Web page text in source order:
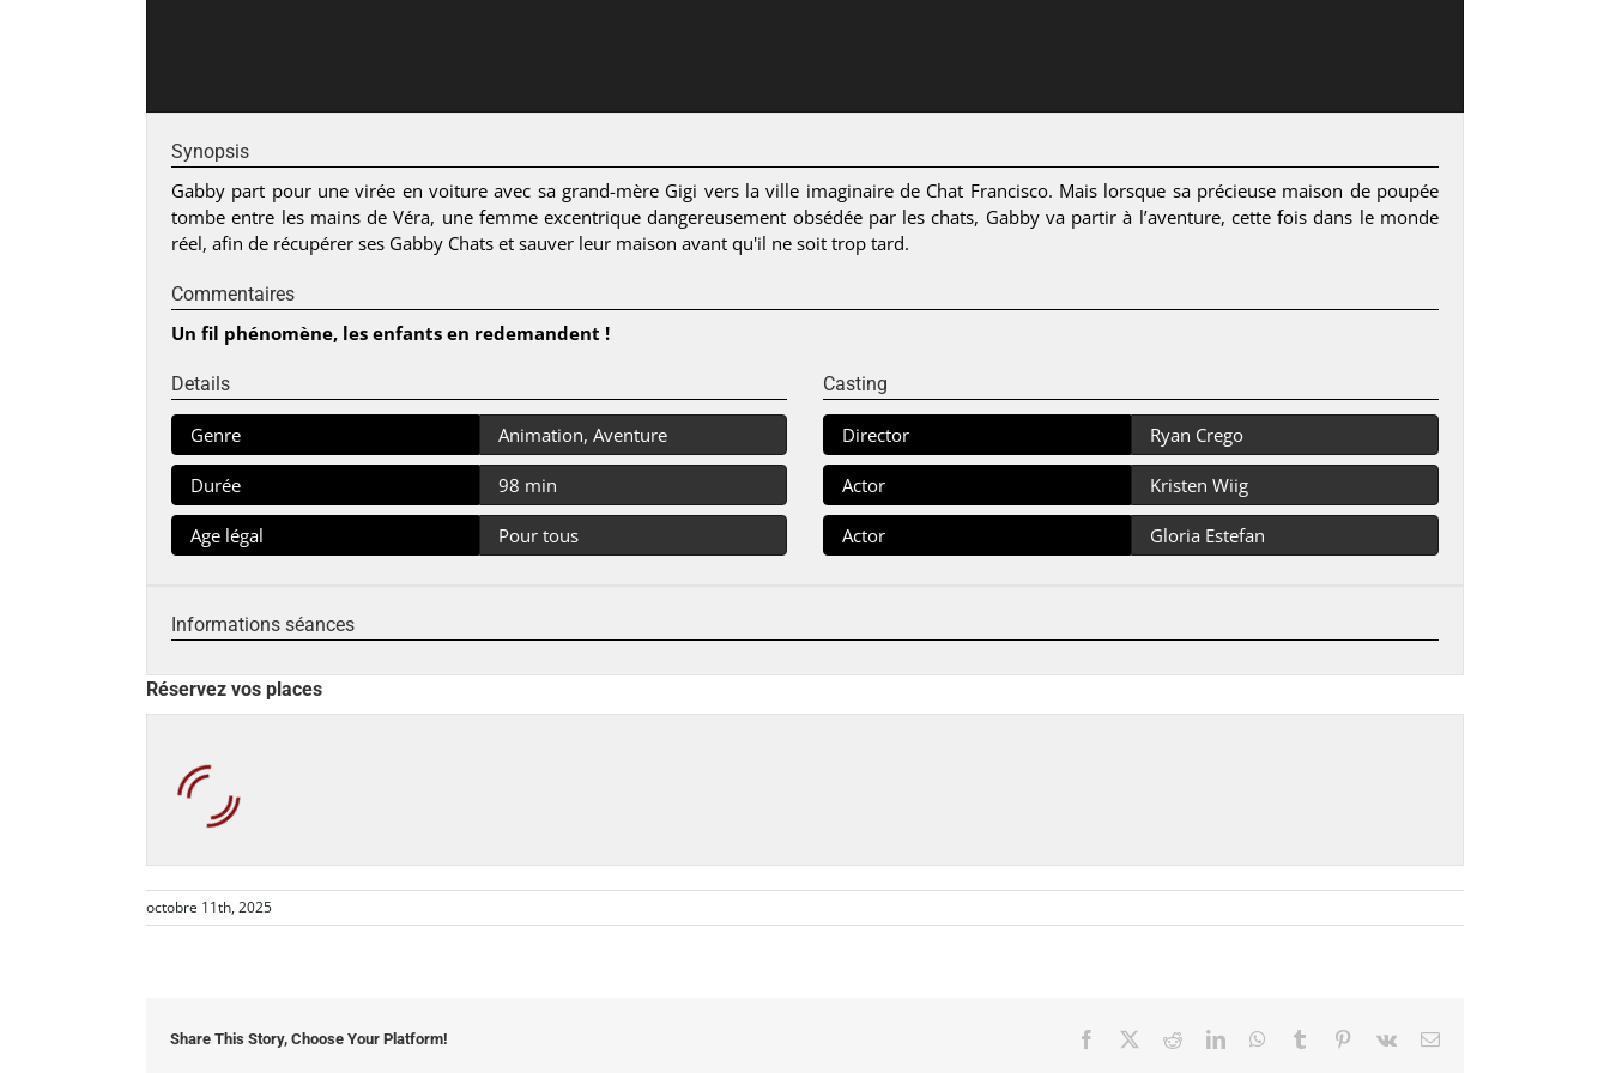
Synopsis
Gabby part pour une virée en voiture avec sa grand-mère Gigi vers la ville imaginaire de Chat Francisco. Mais lorsque sa précieuse maison de poupée
tombe entre les mains de Véra, une femme excentrique dangereusement obsédée par les chats, Gabby va partir à l’aventure, cette fois dans le monde
réel, afin de récupérer ses Gabby Chats et sauver leur maison avant qu'il ne soit trop tard.
Commentaires
Un fil phénomène, les enfants en redemandent !
Details
Genre Animation, Aventure
Durée 98 min
Age légal Pour tous
Casting
Director Ryan Crego
Actor Kristen Wiig
Actor Gloria Estefan
Informations séances
Réservez vos places
octobre 11th, 2025
Share This Story, Choose Your Platform! Facebook RedditLinkedInWhatsApp
Tumblr Pinterest
Vk Email